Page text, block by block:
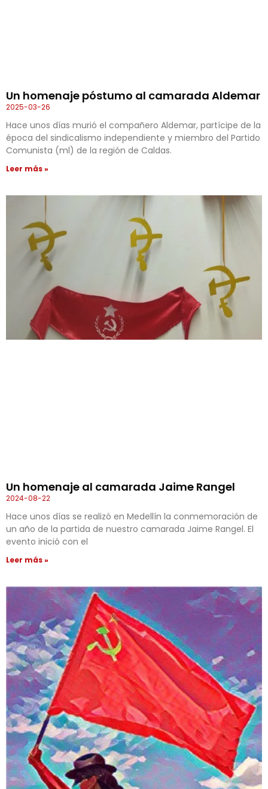
Un homenaje póstumo al camarada Aldemar
2025-03-26
Hace unos días murió el compañero Aldemar, partícipe de la
época del sindicalismo independiente y miembro del Partido
Comunista (ml) de la región de Caldas.
Leer más »
Un homenaje al camarada Jaime Rangel
2024-08-22
Hace unos días se realizó en Medellín la conmemoración de
un año de la partida de nuestro camarada Jaime Rangel. El
evento inició con el
Leer más »